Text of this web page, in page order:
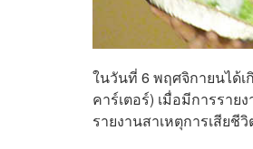
ในวันที่ 6 พฤศจิกายนได้เ
คาร์เตอร์) เมื่อมีการราย
รายงานสาเหตุการเสียชี